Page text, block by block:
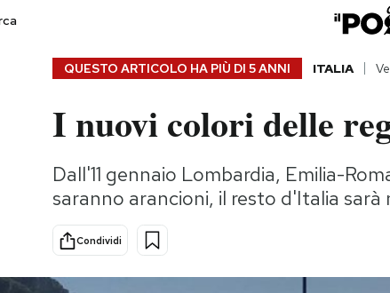
Consumismi
Storie/Idee
Ok Boomer!
Media
QUESTO ARTICOLO HA PIÙ DI 5 ANNI ITALIA
I nuovi colori delle
Dall'11 gennaio Lombardia, Emilia-
saranno arancioni, il resto d'Italia sarà
Condividi